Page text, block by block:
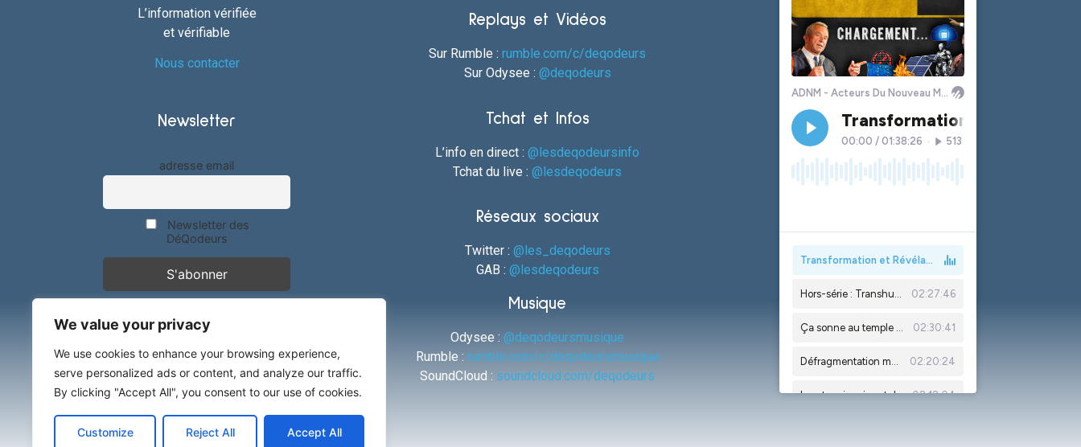
We value your privacy
We use cookies to enhance your browsing experience,
serve personalized ads or content, and analyze our traffic.
By clicking "Accept All", you consent to our use of cookies.
Customize Reject All Accept All
L’information vérifiée
et vérifiable
Nous contacter
Newsletter
adresse email
Newsletter des
DéQodeurs
Replays et Vidéos
Sur Rumble :rumble.com/c/deqodeurs
Sur Odysee : @deqodeurs
Tchat et Infos
L’info en direct :@lesdeqodeursinfo
Tchat du live :@lesdeqodeurs
Réseaux sociaux
Twitter : @les_deqodeurs
GAB : @lesdeqodeurs
Musique
Odysee :@deqodeursmusique
Rumble : rumble.com/c/deqodeursmusique
SoundCloud : soundcloud.com/deqodeurs